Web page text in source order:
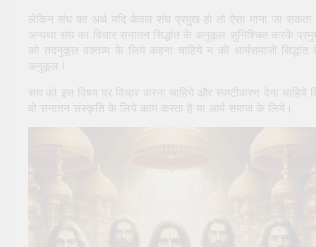
लेकिन संघ का अर्थ यदि केवल संघ प्रमुख हो तो ऐसा माना जा सकता
अन्यथा संघ का विचार सनातन सिद्धांत के अनुकूल सुनिश्चित करके
को तदनुकूल वक्तव्य के लिये कहना चाहिये न की आर्यसमाजी सिद्धांत
अनुकूल !
संघ को इस विषय पर विचार करना चाहिये और स्पष्टीकरण देना चाहिये
वो सनातन संस्कृति के लिये काम करता है या आर्य समाज के लिये।